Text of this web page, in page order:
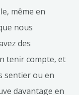
même en
nous
des
tenir compte, et
sentier ou en
davantage en